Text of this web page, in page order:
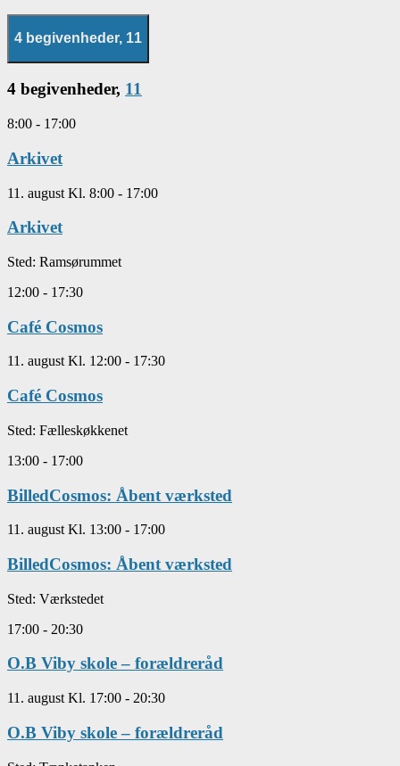
4 begivenheder, 11
4 begivenheder, 11
8:00 - 17:00
Arkivet
11. august Kl. 8:00 - 17:00
Arkivet
Sted: Ramsørummet
12:00 - 17:30
Café Cosmos
11. august Kl. 12:00 - 17:30
Café Cosmos
Sted: Fælleskøkkenet
13:00 - 17:00
BilledCosmos: Åbent værksted
11. august Kl. 13:00 - 17:00
BilledCosmos: Åbent værksted
Sted: Værkstedet
17:00 - 20:30
O.B Viby skole – forældreråd
11. august Kl. 17:00 - 20:30
O.B Viby skole – forældreråd